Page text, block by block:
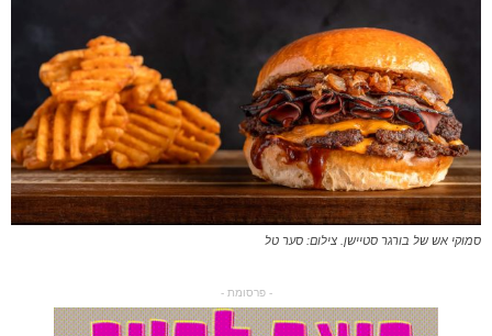
סמוקי אש של בורגר סטיישן. צילום: סער טל
- פרסומת -